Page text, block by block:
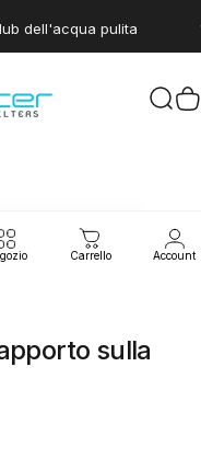
dell'acqua pulita
Carrello Account
sulla